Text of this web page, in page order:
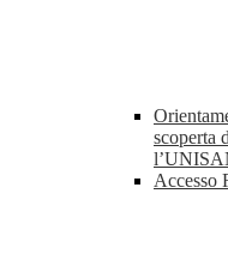
scoperta
Accesso